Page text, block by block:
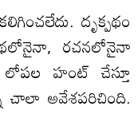
దృక్పథం
రచనలోనైనా
హంట్‌ చేస్తూ
చాలా అవేశపరిచింది.